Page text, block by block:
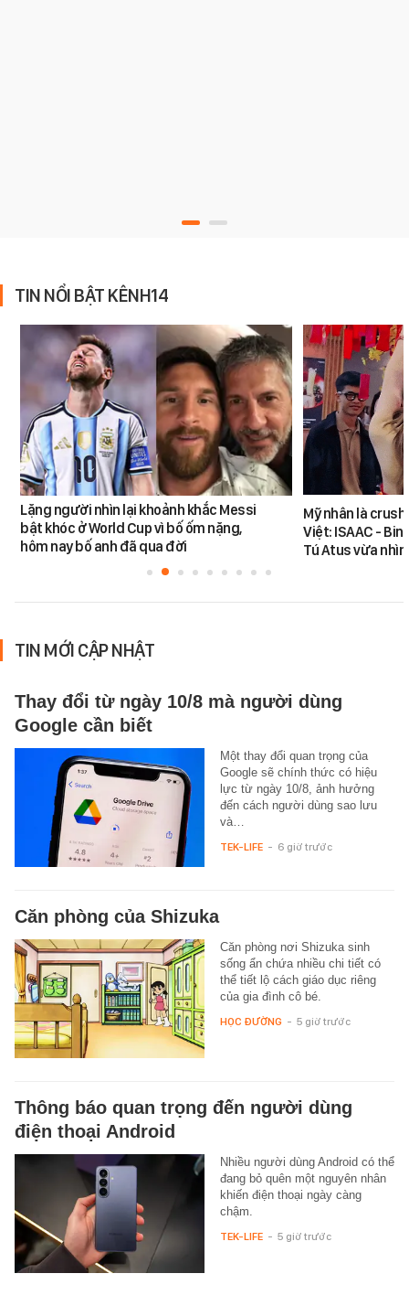
TIN NỔI BẬT KÊNH14
Lặng người nhìn lại khoảnh khắc Messi
bật khóc ở World Cup vì bố ốm nặng,
hôm nay bố anh đã qua đời
Mỹ nhân là
Việt: ISAAC -
Tú Atus vừa
TIN MỚI CẬP NHẬT
Thay đổi từ ngày 10/8 mà người dùng
Google cần biết
Một thay đổi quan trọng của
Google sẽ chính thức có hiệu
lực từ ngày 10/8, ảnh hưởng
đến cách người dùng sao lưu
và…
TEK-LIFE - 6 giờ trước
Căn phòng của Shizuka
Căn phòng nơi Shizuka sinh
sống ẩn chứa nhiều chi tiết có
thể tiết lộ cách giáo dục riêng
của gia đình cô bé.
HỌC ĐƯỜNG - 5 giờ trước
Thông báo quan trọng đến người dùng
điện thoại Android
Nhiều người dùng Android có thể
đang bỏ quên một nguyên nhân
khiến điện thoại ngày càng
chậm.
TEK-LIFE - 5 giờ trước